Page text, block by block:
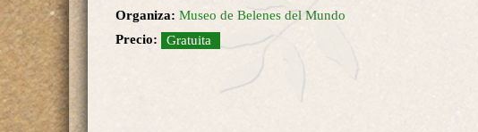
Organiza: Museo de Belenes del Mundo
Precio:
Gratuita